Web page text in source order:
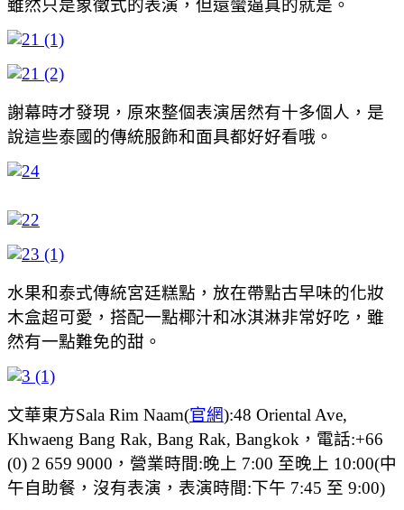
雖然只是象徵式的表演，但還蠻逼真的就是。
謝幕時才發現，原來整個表演居然有十多個人，是
說這些泰國的傳統服飾和面具都好好看哦。
水果和泰式傳統宮廷糕點，放在帶點古早味的化妝
木盒超可愛，搭配一點椰汁和冰淇淋非常好吃，雖
然有一點難免的甜。
文華東方Sala Rim Naam(官網):48 Oriental Ave,
Khwaeng Bang Rak, Bang Rak, Bangkok，電話:+66
(0) 2 659 9000，營業時間:晚上 7:00 至晚上 10:00(中
午自助餐，沒有表演，表演時間:下午 7:45 至 9:00)